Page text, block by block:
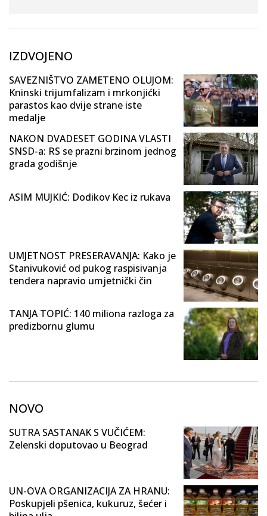
IZDVOJENO
SAVEZNIŠTVO ZAMETENO OLUJOM:
Kninski trijumfalizam i mrkonjićki
parastos kao dvije strane iste
medalje
NAKON DVADESET GODINA VLASTI
SNSD-a: RS se prazni brzinom jednog
grada godišnje
ASIM MUJKIĆ: Dodikov Kec iz rukava
UMJETNOST PRESERAVANJA: Kako je
Stanivuković od pukog raspisivanja
tendera napravio umjetnički čin
TANJA TOPIĆ: 140 miliona razloga za
predizbornu glumu
NOVO
SUTRA SASTANAK S VUČIĆEM:
Zelenski doputovao u Beograd
UN-OVA ORGANIZACIJA ZA HRANU:
Poskupjeli pšenica, kukuruz, šećer i